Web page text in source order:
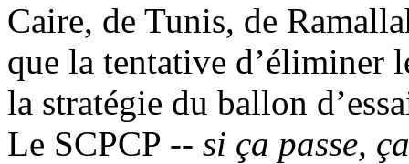
Caire, de Tunis, de
que la tentative d’éliminer
la stratégie du ballon
Le SCPCP -- si ça passe,